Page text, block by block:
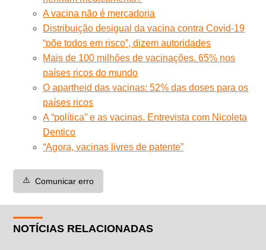
A vacina não é mercadoria
Distribuição desigual da vacina contra Covid-19
“põe todos em risco”, dizem autoridades
Mais de 100 milhões de vacinações. 65% nos
países ricos do mundo
O apartheid das vacinas: 52% das doses para os
países ricos
A “política” e as vacinas. Entrevista com Nicoleta
Dentico
“Agora, vacinas livres de patente”
⚠️ Comunicar erro
NOTÍCIAS RELACIONADAS